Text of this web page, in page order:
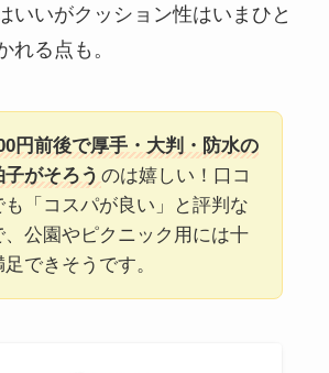
いいがクッション性はいまひと
れる点も。
円前後で厚手・大判・防水の
子がそろう のは嬉しい！口コ
も「コスパが良い」と評判な
、公園やピクニック用には十
できそうです。